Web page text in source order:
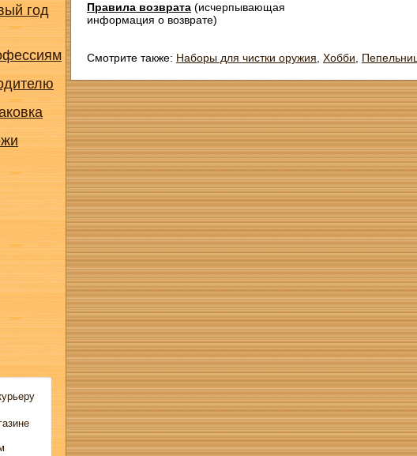
год
Правила возврата (исчерпывающая
информация о возврате)
Смотрите также: Наборы для чистки оружия Хобби